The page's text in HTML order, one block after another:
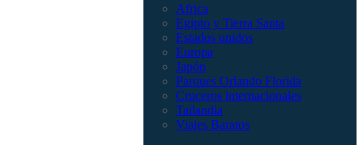
Africa
Egipto y Tierra Santa
Estados unidos
Europa
Japón
Parques Orlando Florida
Cruceros internacionales
Tailandia
Viajes Baratos